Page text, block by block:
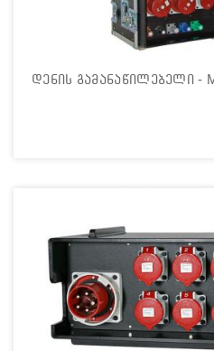
დენის გამანაწილებელი -